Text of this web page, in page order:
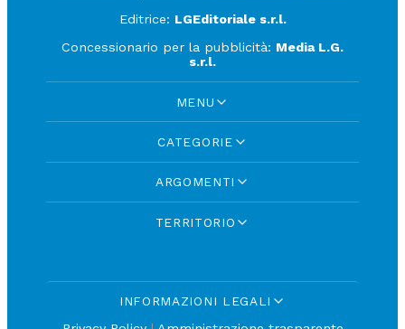
Editrice: LGEditoriale s.r.l.
Concessionario per la pubblicità: Media L.G.
s.r.l.
MENU
CATEGORIE
ARGOMENTI
TERRITORIO
INFORMAZIONI LEGALI